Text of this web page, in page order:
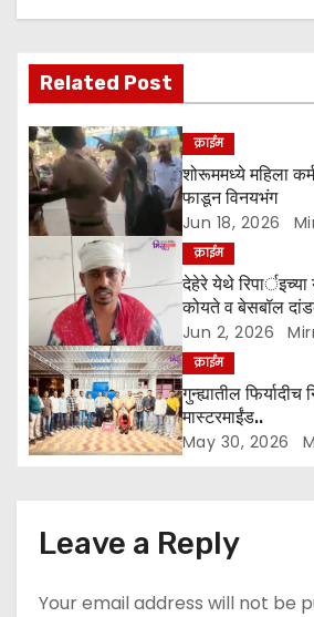
v
i
g
a
t
i
o
n
Related Post
क्राईम
शोरूममध्ये महिला
फाडून विनयभंग
Jun 18, 2026
क्राईम
देहेरे येथे रिपार्इच्या
कोयते व बेसबॉल
आरोपींवर कारवाईची
Jun 2, 2026
क्राईम
गुन्ह्यातील फिर्यादीच
मास्टरमाईंड..
May 30, 2026
Leave a Reply
Your email address will not be